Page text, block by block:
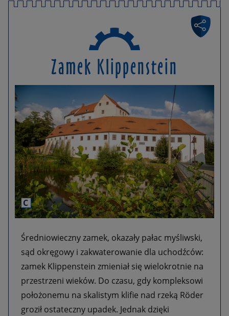
Zamek Klippenstein
C DIE FILMTASTISCHEN
Średniowieczny zamek, okazały pałac myśliwski,
sąd okręgowy i zakwaterowanie dla uchodźców:
zamek Klippenstein zmieniał się wielokrotnie na
przestrzeni wieków. Do czasu, gdy kompleksowi
położonemu na skalistym klifie nad rzeką Röder
groził ostateczny upadek. Jednak dzięki